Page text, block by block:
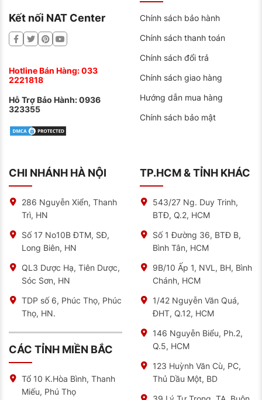
trung tâm bảo dưỡng ô tô NAT Center
Công Nghệ Lốp Ô Tô M840 Bridgestone
Tại NAT Center
Anh Tuấn, giám đốc một công ty vận tải tại Bình
Dương, từng chia sẻ:
“Trước đây, lốp thường xuyên
hỏng giữa đường khiến chúng tôi phải thay liên tục. Từ
khi chuyển sang hãng lốp này, mọi thứ đều tốt hơn và
tiết kiệm đáng kể chi phí trải nghiệm.”
tích hợp vào M840:
Công nghệ bố thép toàn phần
: Lớp thép đặc biệt
dày 15% so với lốp thông thường, tăng cường độ
bền và khả năng chịu lực, đảm bảo độ ổn định dù
xe chở tải nặng liên tục ở tốc độ 80-90 km/h
Thiết kế gai lốp zigzag chuyên dụng: Các khối gai
lốp sâu hình lục giác với rãnh 18.5mm tạo ra lực
Kết nối NAT Center
Hotline Bán Hàng:033
2221818
Hỗ Trợ Bảo Hành:0936
323355
Chính sách bảo hành
Chính sách thanh toán
Chính sách đổi trả
Chính sách giao hàng
Hướng dẫn mua hàng
Chính sách bảo mật
CHI NHÁNH HÀ NỘI
286 Nguyễn Xiển, Thanh
Trì, HN
Số 17 No10B ĐTM, SĐ,
Long Biên, HN
QL3 Dược Hạ, Tiên Dược,
Sóc Sơn, HN
TDP số 6, Phúc Thọ, Phúc
Thọ, HN.
CÁC TỈNH MIỀN BẮC
Tổ 10 K.Hòa Bình, Thanh
Miếu, Phú Thọ
TP.HCM & TỈNH KHÁC
543/27 Ng. Duy Trinh,
BTĐ, Q.2, HCM
Số 1 Đường 36, BTĐ B,
Bình Tân, HCM
9B/10 Ấp 1, NVL, BH, Bình
Chánh, HCM
1/42 Nguyễn Văn Quá,
ĐHT, Q.12, HCM
146 Nguyễn Biểu, Ph.2,
Q.5, HCM
123 Huỳnh Văn Cù, PC,
Thủ Dầu Một, BD